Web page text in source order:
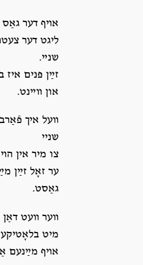
אױף דער גאַס
ליגט דער
שנײ.
זײַן פּנים איז
און װײנט.
װעל איך
שניי
צו מיר אין
ער זאָל זײַן
גאַסט.
װער װעט דאַן
מיט
אױף מײַנעם